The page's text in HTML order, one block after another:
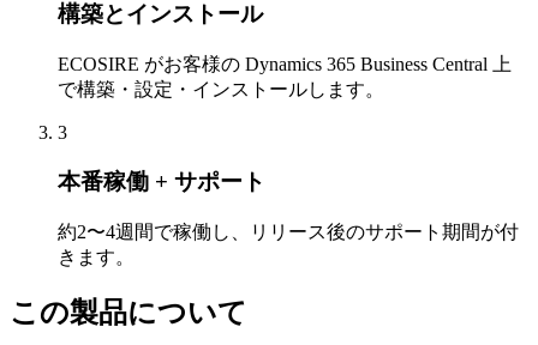
構築とインストール
ECOSIRE がお客様の Dynamics 365 Business Central 上
で構築・設定・インストールします。
3
本番稼働 + サポート
約2〜4週間で稼働し、リリース後のサポート期間が付
きます。
この製品について